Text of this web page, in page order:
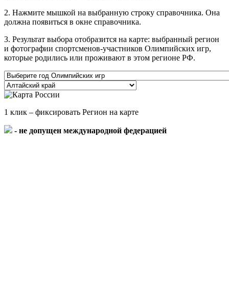
2. Нажмите мышкой на выбранную строку справочника. Она
должна появиться в окне справочника.
3. Результат выбора отобразится на карте: выбранный регион
и фотографии спортсменов-участников Олимпийских игр,
которые родились или проживают в этом регионе РФ.
1 клик – фиксировать Регион на карте
- не допущен международной федерацией